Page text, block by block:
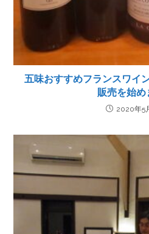
五味おすすめフランスワイ
販売を始め
2020年5